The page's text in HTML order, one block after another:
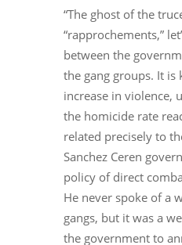
“The ghost of the
“rapprochements,”
between the
the gang groups. It is
increase in violence,
the homicide rate
related precisely to
Sanchez Ceren
policy of direct
He never spoke of a
gangs, but it was a
the government to